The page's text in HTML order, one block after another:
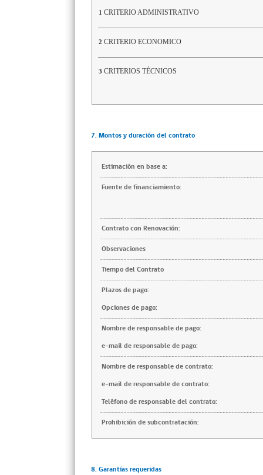
1 CRITERIO ADMINISTRATIVO
2 CRITERIO ECONOMICO
3 CRITERIOS TÉCNICOS
7. Montos y duración del contrato
Estimación en base a:
Fuente de financiamiento:
Contrato con Renovación:
Observaciones
Tiempo del Contrato
Plazos de pago:
Opciones de pago:
Nombre de responsable de pago:
e-mail de responsable de pago:
Nombre de responsable de contrato:
e-mail de responsable de contrato:
Teléfono de responsable del contrato:
Prohibición de subcontratación:
8. Garantías requeridas